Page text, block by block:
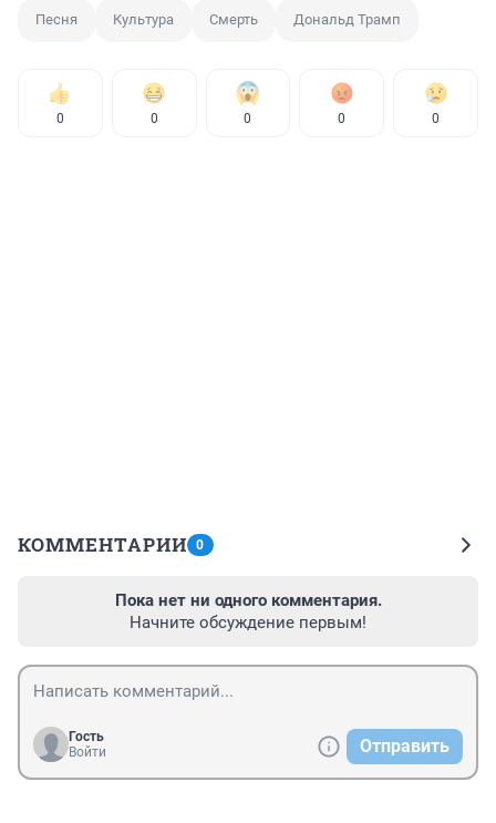
Песня Культура Смерть Дональд Трамп
0 0 0 0 0
КОММЕНТАРИИ 0
Пока нет ни одного комментария.
Начните обсуждение первым!
Гость
Войти
Отправить